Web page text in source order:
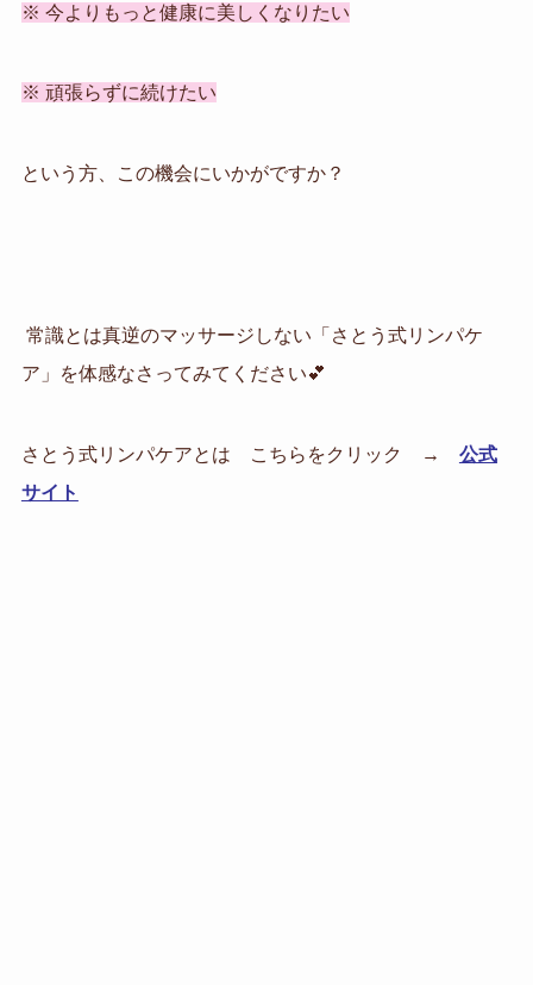
※ 今よりもっと健康に美しくなりたい
※ 頑張らずに続けたい
という方、この機会にいかがですか？
常識とは真逆のマッサージしない「さとう式リンパケ
ア」を体感なさってみてください💕
さとう式リンパケアとは こちらをクリック → 公式
サイト